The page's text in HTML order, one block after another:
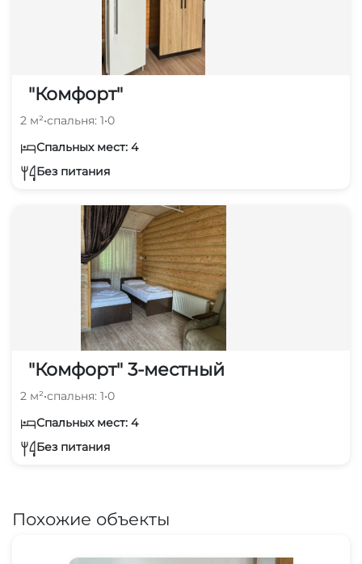
"Комфорт"
2 м²•спальня: 1•0
Спальных мест: 4
Без питания
"Комфорт" 3-местный
2 м²•спальня: 1•0
Спальных мест: 4
Без питания
Похожие объекты